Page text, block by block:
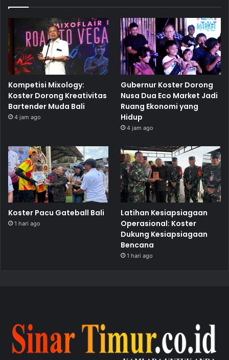
Kompetisi Mixology:
Koster Dorong Kreativitas
Bartender Muda Bali
4 jam ago
Gubernur Koster Dorong
Nusa Dua Eco Market Jadi
Ruang Ekonomi yang
Hidup
4 jam ago
Koster Pacu Gateball Bali
1 hari ago
Latihan Kesiapsiagaan
Operasional: Koster
Dukung Kesiapsiagaan
Bencana
1 hari ago